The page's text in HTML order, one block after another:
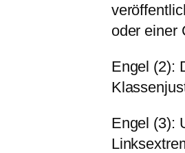
oder einer
Engel (2):
Engel (3):